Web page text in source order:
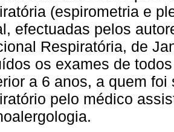
(espirometria e
efectuadas pelos
Respiratória, de
os exames de
a 6 anos, a quem
pelo médico